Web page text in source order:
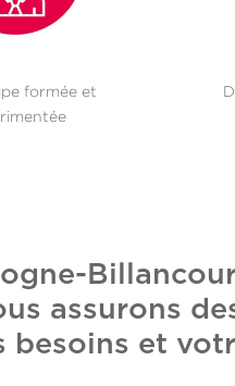
formée et
assurons
besoins et